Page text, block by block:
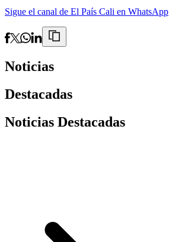
Sigue el canal de El País Cali en WhatsApp
Noticias
Destacadas
Noticias Destacadas